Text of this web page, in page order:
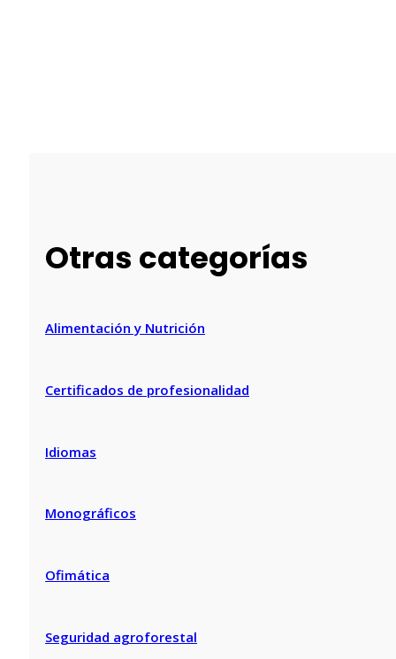
Otras categorías
Alimentación y Nutrición
Certificados de profesionalidad
Idiomas
Monográficos
Ofimática
Seguridad agroforestal